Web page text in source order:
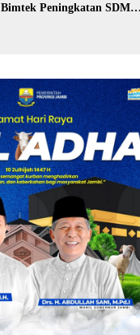
Bimtek Peningkatan SDM